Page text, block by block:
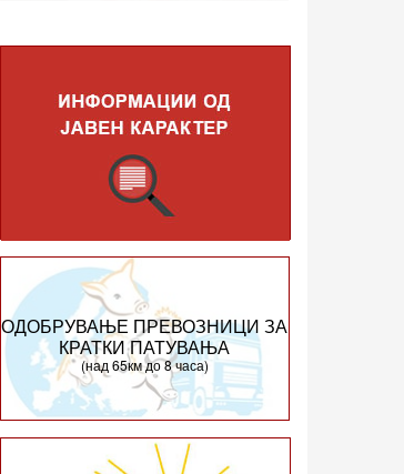
ОДОБРУВАЊЕ ПРЕВОЗНИЦИ ЗА
КРАТКИ ПАТУВАЊА
(над 65км до 8 часа)